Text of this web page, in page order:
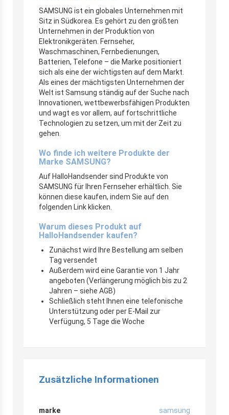
SAMSUNG ist ein globales Unternehmen mit
Sitz in Südkorea. Es gehört zu den größten
Unternehmen in der Produktion von
Elektronikgeräten. Fernseher,
Waschmaschinen, Fernbedienungen,
Batterien, Telefone – die Marke positioniert
sich als eine der wichtigsten auf dem Markt.
Als eines der mächtigsten Unternehmen der
Welt ist Samsung ständig auf der Suche nach
Innovationen, wettbewerbsfähigen Produkten
und wagt es vor allem, auf fortschrittliche
Technologien zu setzen, um mit der Zeit zu
gehen.
Wo finde ich weitere Produkte der
Marke SAMSUNG?
Auf HalloHandsender sind Produkte von
SAMSUNG für Ihren Fernseher erhältlich. Sie
können diese kaufen, indem Sie auf den
folgenden Link klicken.
Warum dieses Produkt auf
HalloHandsender kaufen?
Zunächst wird Ihre Bestellung am selben
Tag versendet
Außerdem wird eine Garantie von 1 Jahr
angeboten (Verlängerung möglich bis zu 2
Jahren – siehe AGB)
Schließlich steht Ihnen eine telefonische
Unterstützung oder per E-Mail zur
Verfügung, 5 Tage die Woche
Zusätzliche Informationen
marke samsung